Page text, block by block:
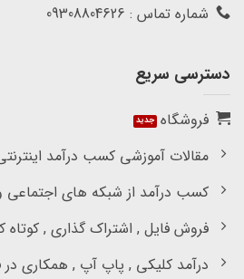
شماره تماس : 09308804626
دسترسی سریع
فروشگاه
مقالات آموزشی کسب درآمد
کسب درآمد از شبکه های اجتماعی
فروش فایل , اشتراک گذاری , کوتاه
درآمد کلیکی , پاپ آپ , همکاری